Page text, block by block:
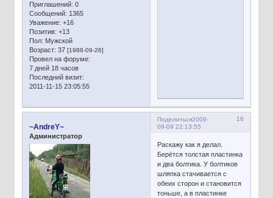
Приглашений: 0
Сообщений: 1365
Уважение: +16
Позитив: +13
Пол: Мужской
Возраст: 37 [1988-09-26]
Провел на форуме:
7 дней 18 часов
Последний визит:
2011-11-15 23:05:55
Поделиться 16
2009-
09-09 22:13:55
~AndreY~
Администратор
Раскажу как я делал.
Берётся толстая пластинка
и два болтика. У болтиков
шляпка стачивается с
обеих сторон и становится
тоньше, а в пластинке